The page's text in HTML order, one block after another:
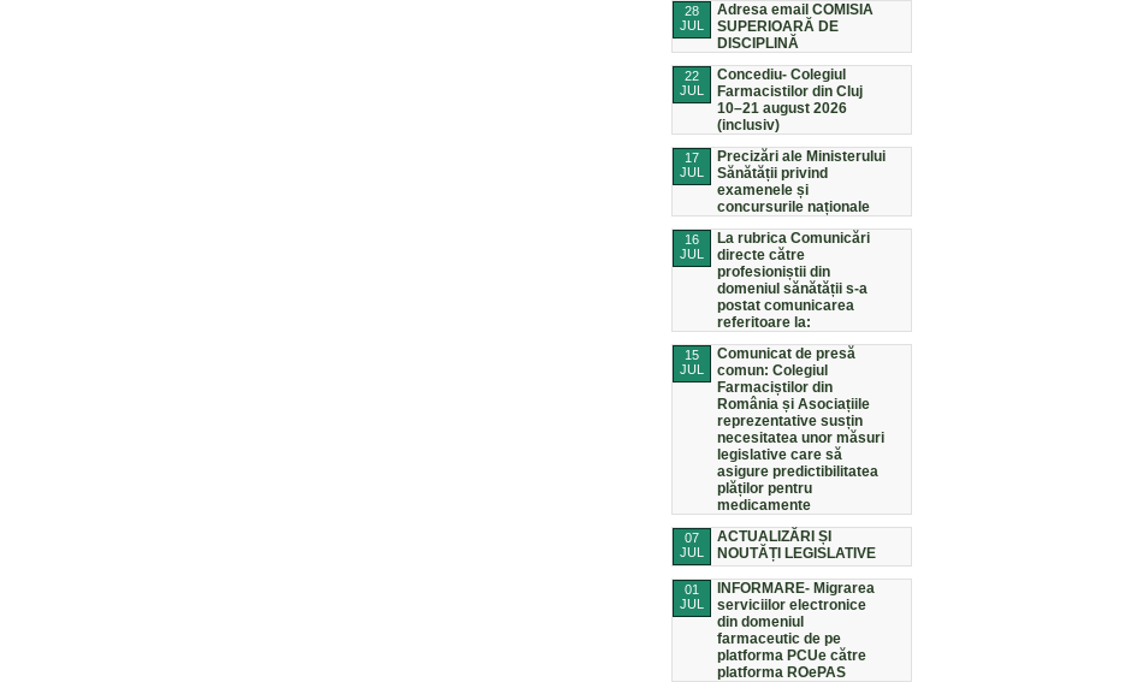
28
JUL
Adresa email COMISIA
SUPERIOARĂ DE
DISCIPLINĂ
22
JUL
Concediu- Colegiul
Farmacistilor din Cluj
10–21 august 2026
(inclusiv)
17
JUL
Precizări ale Ministerului
Sănătății privind
examenele și
concursurile naționale
16
JUL
La rubrica Comunicări
directe către
profesioniștii din
domeniul sănătății s-a
postat comunicarea
referitoare la:
15
JUL
Comunicat de presă
comun: Colegiul
Farmaciștilor din
România și Asociațiile
reprezentative susțin
necesitatea unor măsuri
legislative care să
asigure predictibilitatea
plăților pentru
medicamente
07
JUL
ACTUALIZĂRI ȘI
NOUTĂȚI LEGISLATIVE
01
JUL
INFORMARE- Migrarea
serviciilor electronice
din domeniul
farmaceutic de pe
platforma PCUe către
platforma ROePAS